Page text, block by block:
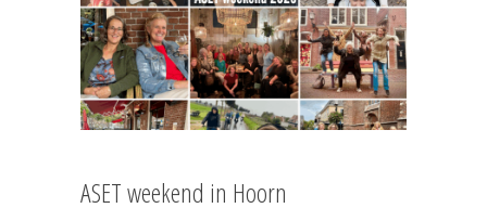
ASET weekend in Hoorn